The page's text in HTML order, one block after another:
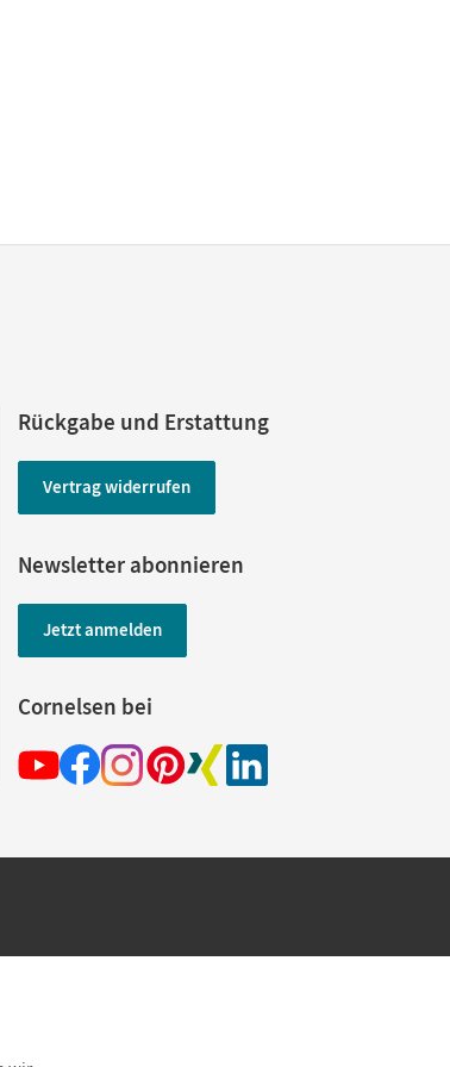
Rückgabe und Erstattung
Vertrag widerrufen
Newsletter abonnieren
Jetzt anmelden
Cornelsen bei
innerhalb Deutschlands